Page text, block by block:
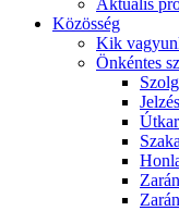
Közösség
Kik
Önkéntes